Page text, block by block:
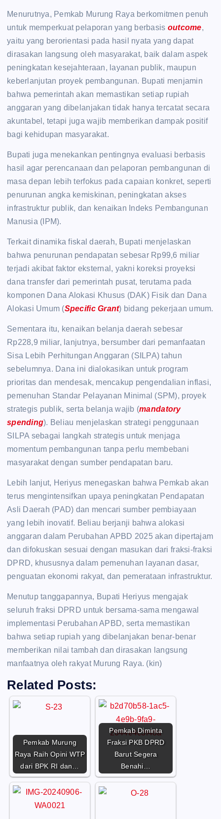
Menurutnya, Pemkab Murung Raya berkomitmen penuh
untuk memperkuat pelaporan yang berbasis outcome,
yaitu yang berorientasi pada hasil nyata yang dapat
dirasakan langsung oleh masyarakat, baik dalam aspek
peningkatan kesejahteraan, layanan publik, maupun
keberlanjutan proyek pembangunan. Bupati menjamin
bahwa pemerintah akan memastikan setiap rupiah
anggaran yang dibelanjakan tidak hanya tercatat secara
akuntabel, tetapi juga wajib memberikan dampak positif
bagi kehidupan masyarakat.
Bupati juga menekankan pentingnya evaluasi berbasis
hasil agar perencanaan dan pelaporan pembangunan di
masa depan lebih terfokus pada capaian konkret, seperti
penurunan angka kemiskinan, peningkatan akses
infrastruktur publik, dan kenaikan Indeks Pembangunan
Manusia (IPM).
Terkait dinamika fiskal daerah, Bupati menjelaskan
bahwa penurunan pendapatan sebesar Rp99,6 miliar
terjadi akibat faktor eksternal, yakni koreksi proyeksi
dana transfer dari pemerintah pusat, terutama pada
komponen Dana Alokasi Khusus (DAK) Fisik dan Dana
Alokasi Umum (Specific Grant) bidang pekerjaan umum.
Sementara itu, kenaikan belanja daerah sebesar
Rp228,9 miliar, lanjutnya, bersumber dari pemanfaatan
Sisa Lebih Perhitungan Anggaran (SILPA) tahun
sebelumnya. Dana ini dialokasikan untuk program
prioritas dan mendesak, mencakup pengendalian inflasi,
pemenuhan Standar Pelayanan Minimal (SPM), proyek
strategis publik, serta belanja wajib (mandatory
spending). Beliau menjelaskan strategi penggunaan
SILPA sebagai langkah strategis untuk menjaga
momentum pembangunan tanpa perlu membebani
masyarakat dengan sumber pendapatan baru.
Lebih lanjut, Heriyus menegaskan bahwa Pemkab akan
terus mengintensifkan upaya peningkatan Pendapatan
Asli Daerah (PAD) dan mencari sumber pembiayaan
yang lebih inovatif. Beliau berjanji bahwa alokasi
anggaran dalam Perubahan APBD 2025 akan dipertajam
dan difokuskan sesuai dengan masukan dari fraksi-fraksi
DPRD, khususnya dalam pemenuhan layanan dasar,
penguatan ekonomi rakyat, dan pemerataan infrastruktur.
Menutup tanggapannya, Bupati Heriyus mengajak
seluruh fraksi DPRD untuk bersama-sama mengawal
implementasi Perubahan APBD, serta memastikan
bahwa setiap rupiah yang dibelanjakan benar-benar
memberikan nilai tambah dan dirasakan langsung
manfaatnya oleh rakyat Murung Raya. (kin)
Related Posts:
Pemkab Murung
Raya Raih Opini WTP
dari BPK RI dan…
Pemkab Diminta
Fraksi PKB DPRD
Barut Segera
Benahi…